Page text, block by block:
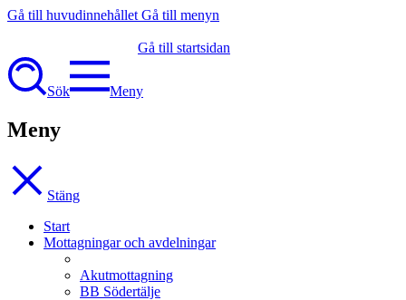
Gå till huvudinnehållet Gå till menyn
Gå till startsidan
Sök Meny
Meny
Stäng
Start
Mottagningar och avdelningar
Akutmottagning
BB Södertälje